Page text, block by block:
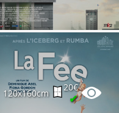
120x160cm
20€
✔